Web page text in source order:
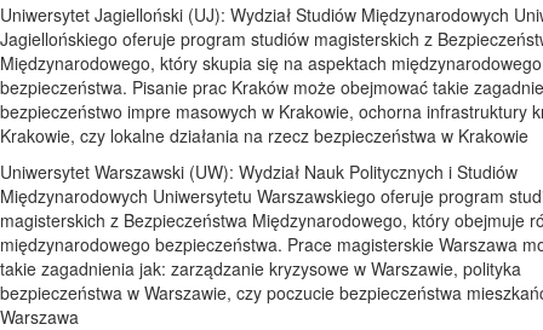
Uniwersytet Jagielloński (UJ): Wydział Studiów Międzynarodowych
Jagiellońskiego oferuje program studiów magisterskich z
Międzynarodowego, który skupia się na aspektach międzynarodowego
bezpieczeństwa. Pisanie prac Kraków może obejmować takie
bezpieczeństwo impre masowych w Krakowie, ochorna infrastruktury
Krakowie, czy lokalne działania na rzecz bezpieczeństwa w Krakowie
Uniwersytet Warszawski (UW): Wydział Nauk Politycznych i Studiów
Międzynarodowych Uniwersytetu Warszawskiego oferuje program
magisterskich z Bezpieczeństwa Międzynarodowego, który obejmuje
międzynarodowego bezpieczeństwa. Prace magisterskie Warszawa
takie zagadnienia jak: zarządzanie kryzysowe w Warszawie, polityka
bezpieczeństwa w Warszawie, czy poczucie bezpieczeństwa
Warszawa